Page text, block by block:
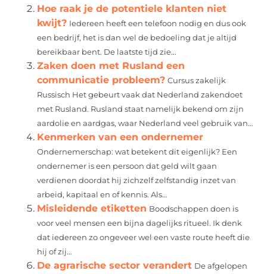
Hoe raak je de potentiele klanten niet
kwijt? Iedereen heeft een telefoon nodig en dus ook
een bedrijf, het is dan wel de bedoeling dat je altijd
bereikbaar bent. De laatste tijd zie...
Zaken doen met Rusland een
communicatie probleem? Cursus zakelijk
Russisch Het gebeurt vaak dat Nederland zakendoet
met Rusland. Rusland staat namelijk bekend om zijn
aardolie en aardgas, waar Nederland veel gebruik van...
Kenmerken van een ondernemer
Ondernemerschap: wat betekent dit eigenlijk? Een
ondernemer is een persoon dat geld wilt gaan
verdienen doordat hij zichzelf zelfstandig inzet van
arbeid, kapitaal en of kennis. Als...
Misleidende etiketten Boodschappen doen is
voor veel mensen een bijna dagelijks ritueel. Ik denk
dat iedereen zo ongeveer wel een vaste route heeft die
hij of zij...
De agrarische sector verandert De afgelopen